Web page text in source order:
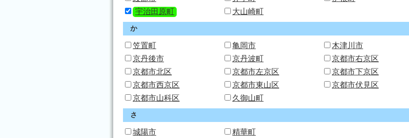
宇治田原町
大山崎町
か
笠置町 亀岡市 木津川市
京丹後市
京丹波町 京都市右京区
京都市北区
京都市左京区 京都市下京区
京都市西京区
京都市東山区 京都市伏見区
京都市山科区
久御山町
さ
城陽市 精華町